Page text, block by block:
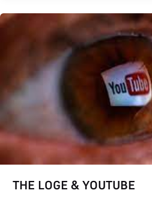
THE LOGE & YOUTUBE
THE LOGE & YOUTUBE